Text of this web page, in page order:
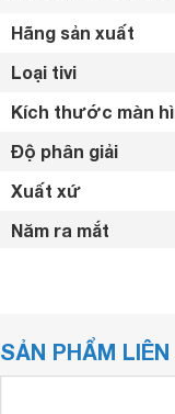
Hãng sản xuất
Loại tivi
Kích thước màn
Độ phân giải
Xuất xứ
Năm ra mắt
Cổng HDMI
SẢN PHẨM